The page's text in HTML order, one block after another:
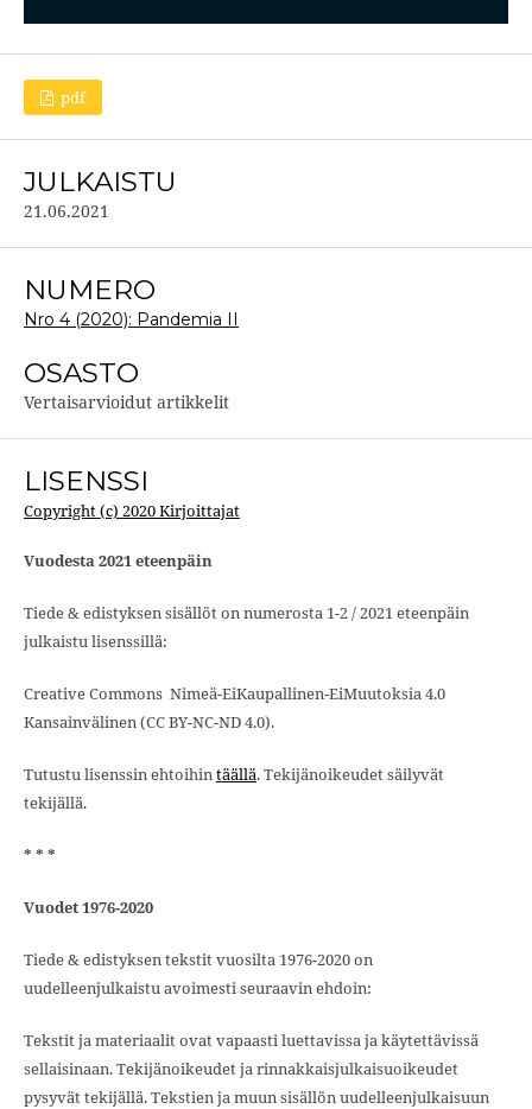
pdf
JULKAISTU
21.06.2021
NUMERO
Nro 4 (2020): Pandemia II
OSASTO
Vertaisarvioidut artikkelit
LISENSSI
Copyright (c) 2020 Kirjoittajat
Vuodesta 2021 eteenpäin
Tiede & edistyksen sisällöt on numerosta 1-2 / 2021 eteenpäin
julkaistu lisenssillä:
Creative Commons Nimeä-EiKaupallinen-EiMuutoksia 4.0
Kansainvälinen (CC BY-NC-ND 4.0).
Tutustu lisenssin ehtoihintäällä. Tekijänoikeudet säilyvät
tekijällä.
* * *
Vuodet 1976-2020
Tiede & edistyksen tekstit vuosilta 1976-2020 on
uudelleenjulkaistu avoimesti seuraavin ehdoin:
Tekstit ja materiaalit ovat vapaasti luettavissa ja käytettävissä
sellaisinaan. Tekijänoikeudet ja rinnakkaisjulkaisuoikeudet
pysyvät tekijällä. Tekstien ja muun sisällön uudelleenjulkaisuun